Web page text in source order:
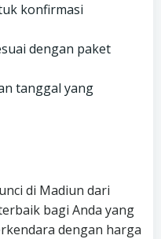
konfirmasi
dengan paket
tanggal yang
di Madiun dari
bagi Anda yang
dengan harga